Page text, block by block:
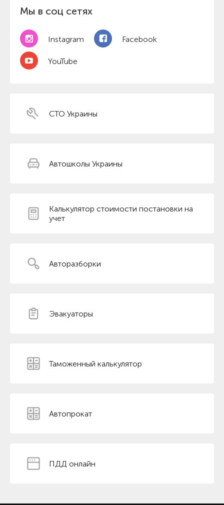
Мы в соц сетях
Instagram Facebook
YouTube
СТО Украины
Автошколы Украины
Калькулятор стоимости постановки на
учет
Авторазборки
Эвакуаторы
Таможенный калькулятор
Автопрокат
ПДД онлайн